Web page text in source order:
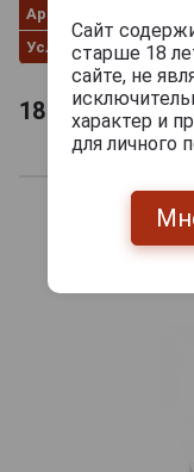
Артикул
Условия продаж
18 911руб.
Сайт
старше 18
сайте, не
характер и
для личного